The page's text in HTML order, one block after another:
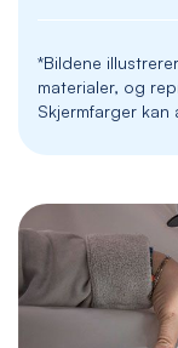
*Bildene
materialer, og
Skjermfarger kan